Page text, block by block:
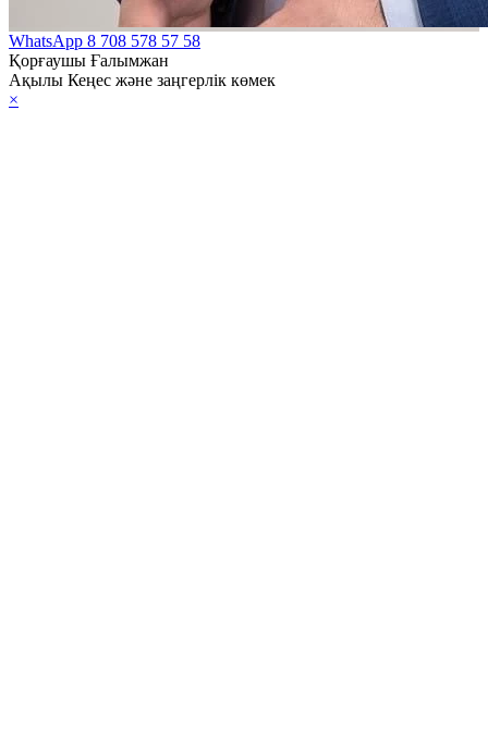
WhatsApp 8 708 578 57 58
Қорғаушы Ғалымжан
Ақылы Кеңес және заңгерлік көмек
×